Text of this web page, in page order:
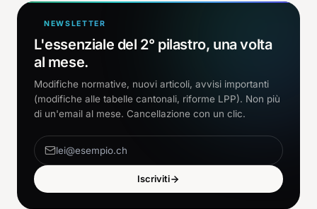
NEWSLETTER
L'essenziale del 2° pilastro, una volta
al mese.
Modifiche normative, nuovi articoli, avvisi importanti
(modifiche alle tabelle cantonali, riforme LPP). Non più
di un'email al mese. Cancellazione con un clic.
Iscriviti